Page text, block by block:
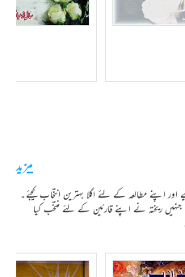
اپنے مطالعہ کے لئے اگلا بہترین انتخاب کیجئے۔
ریختہ نے اپنے قارئین کے لئے منتخب کیا
مزید